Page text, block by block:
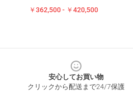
￥362,500 - ￥420,500
安心してお買い物
クリックから配送まで24/7保護